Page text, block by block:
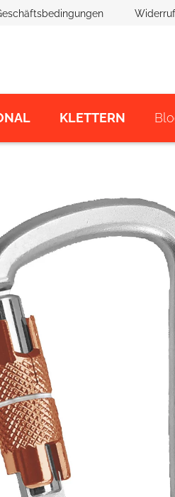
Widerruf
KLETTERN